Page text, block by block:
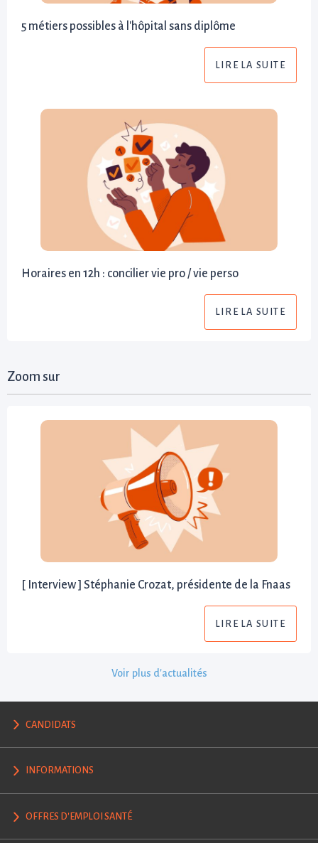
5 métiers possibles à l'hôpital sans diplôme
LIRE LA SUITE
Horaires en 12h : concilier vie pro / vie perso
LIRE LA SUITE
Zoom sur
[ Interview ] Stéphanie Crozat, présidente de la Fnaas
LIRE LA SUITE
Voir plus d'actualités
CANDIDATS
INFORMATIONS
OFFRES D'EMPLOI SANTÉ